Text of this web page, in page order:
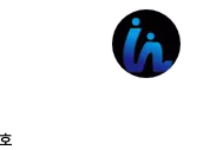
호